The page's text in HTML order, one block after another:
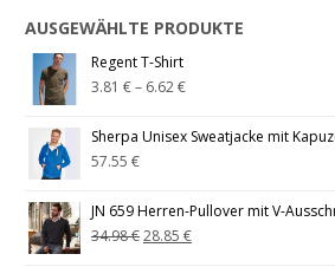
AUSGEWÄHLTE PRODUKTE
Regent T-Shirt
3.81€– 6.62€
Sherpa Unisex Sweatjacke mit
57.55€
JN 659 Herren-Pullover mit V-
34.98€28.85€